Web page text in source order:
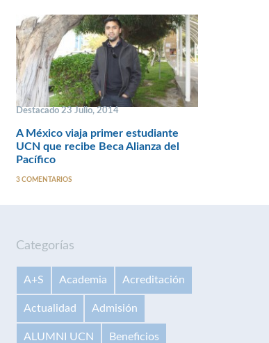
Destacado 23 Julio, 2014
A México viaja primer estudiante
UCN que recibe Beca Alianza del
Pacífico
3 COMENTARIOS
Categorías
A+S Academia Acreditación
Actualidad Admisión
ALUMNI UCN Beneficios